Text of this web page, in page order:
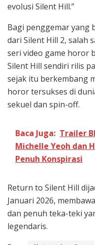
evolusi Silent Hill.”
Bagi penggemar yang
dari Silent Hill 2, salah
seri video game horor
Silent Hill sendiri rilis
sejak itu berkembang
horor tersukses di
sekuel dan spin-off.
Baca Juga: Trailer
Michelle Yeoh dan
Penuh Konspirasi
Return to Silent Hill
Januari 2026,
dan penuh teka-teki
legendaris.